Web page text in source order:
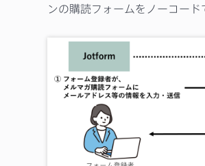
ンの購読フォームをノーコード